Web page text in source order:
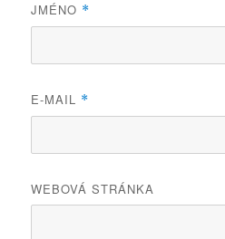
JMÉNO *
E-MAIL *
WEBOVÁ STRÁNKA